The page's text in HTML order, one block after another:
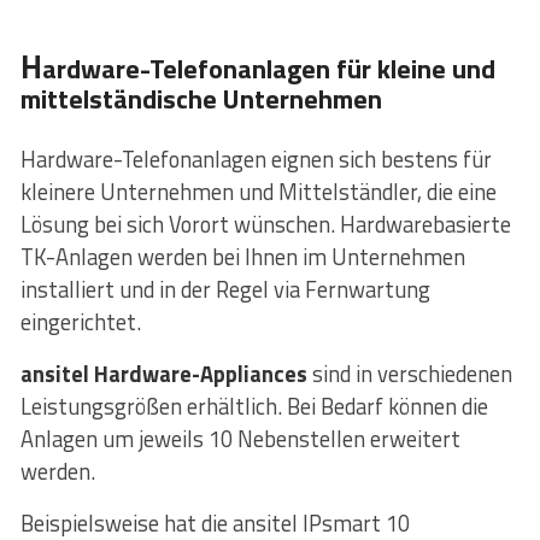
Hardware-Telefonanlagen für kleine und
mittelständische Unternehmen
Hardware-Telefonanlagen eignen sich bestens für
kleinere Unternehmen und Mittelständler, die eine
Lösung bei sich Vorort wünschen. Hardwarebasierte
TK-Anlagen werden bei Ihnen im Unternehmen
installiert und in der Regel via Fernwartung
eingerichtet.
ansitel Hardware-Appliancessind in verschiedenen
Leistungsgrößen erhältlich. Bei Bedarf können die
Anlagen um jeweils 10 Nebenstellen erweitert
werden.
Beispielsweise hat die ansitel IPsmart 10